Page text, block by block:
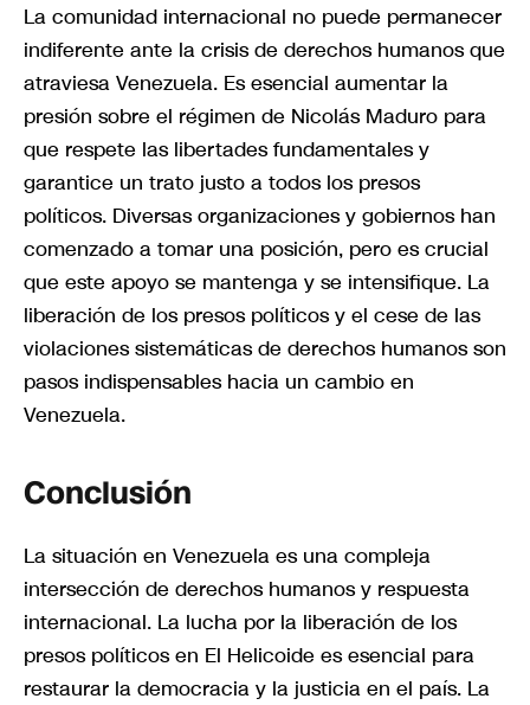
La comunidad internacional no puede permanecer
indiferente ante la crisis de derechos humanos que
atraviesa Venezuela. Es esencial aumentar la
presión sobre el régimen de Nicolás Maduro para
que respete las libertades fundamentales y
garantice un trato justo a todos los presos
políticos. Diversas organizaciones y gobiernos han
comenzado a tomar una posición, pero es crucial
que este apoyo se mantenga y se intensifique. La
liberación de los presos políticos y el cese de las
violaciones sistemáticas de derechos humanos son
pasos indispensables hacia un cambio en
Venezuela.
Conclusión
La situación en Venezuela es una compleja
intersección de derechos humanos y respuesta
internacional. La lucha por la liberación de los
presos políticos en El Helicoide es esencial para
restaurar la democracia y la justicia en el país. La